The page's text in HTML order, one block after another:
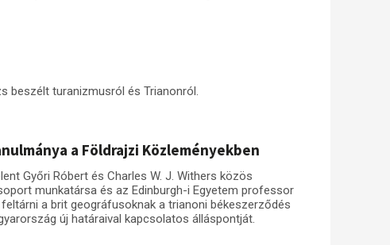
beszélt turanizmusról és Trianonról.
a Földrajzi Közleményekben
Győri Róbert és Charles W. J. Withers közös
munkatársa és az Edinburgh-i Egyetem professor
a brit geográfusoknak a trianoni békeszerződés
új határaival kapcsolatos álláspontját.